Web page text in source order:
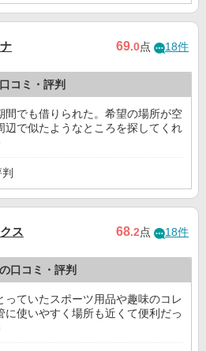
69.0点 18件
コミ・評判
間でも借りられた。希望の場所が空
辺で似たようなところを探してくれ
ス 68.2点 18件
口コミ・評判
っていたスポーツ用品や趣味のコレ
に使いやすく場所も近くて便利だっ